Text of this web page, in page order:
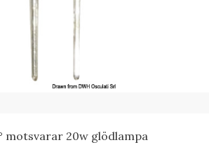
motsvarar 20w glödlampa